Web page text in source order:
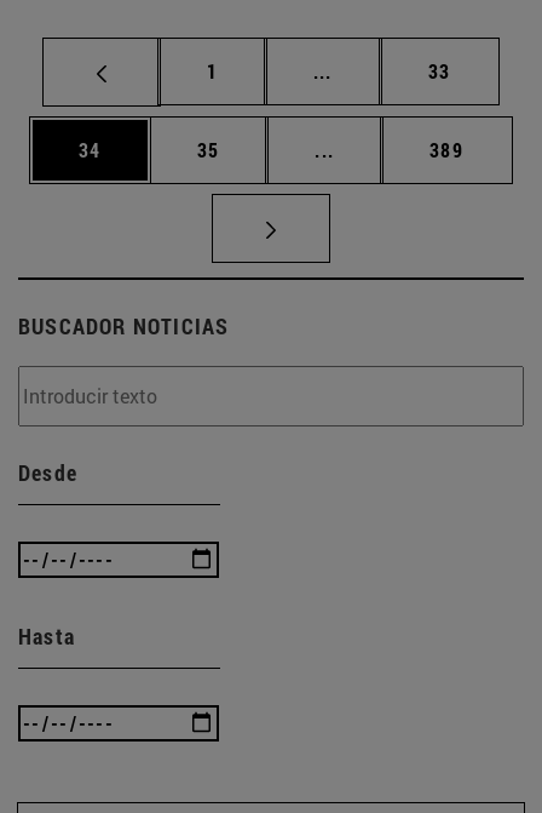
Página
1 ... Páginas intermedias
Página
33
Página
34 Página
35 ... Páginas intermedias
Página
389
BUSCADOR NOTICIAS
Desde
Hasta